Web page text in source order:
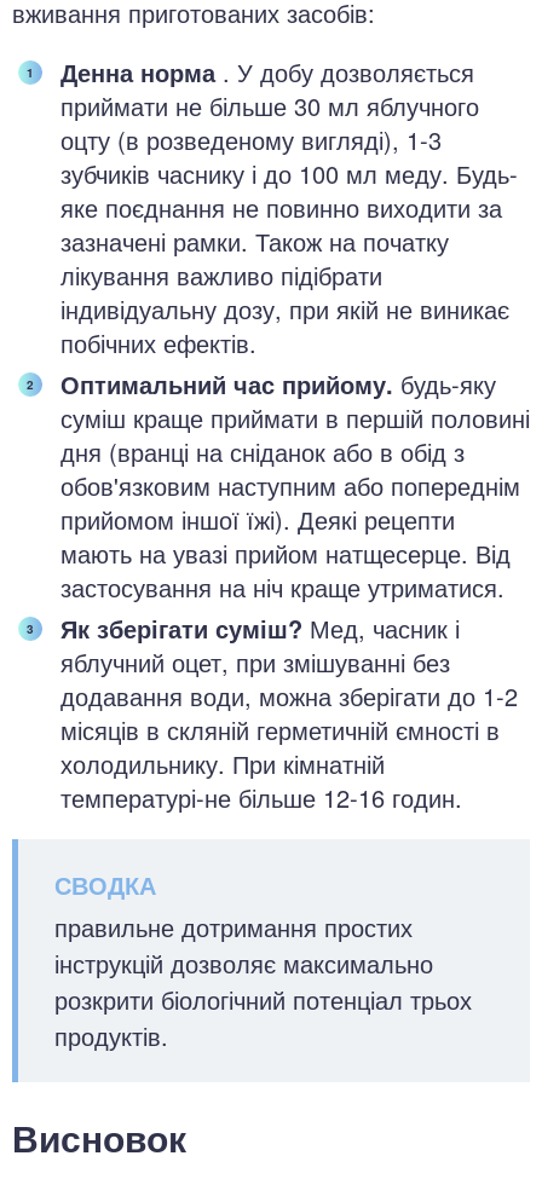
вживання приготованих засобів:
Денна норма. У добу дозволяється
приймати не більше 30 мл яблучного
оцту (в розведеному вигляді), 1-3
зубчиків часнику і до 100 мл меду. Будь-
яке поєднання не повинно виходити за
зазначені рамки. Також на початку
лікування важливо підібрати
індивідуальну дозу, при якій не виникає
побічних ефектів.
Оптимальний час прийому. будь-яку
суміш краще приймати в першій половині
дня (вранці на сніданок або в обід з
обов'язковим наступним або попереднім
прийомом іншої їжі). Деякі рецепти
мають на увазі прийом натщесерце. Від
застосування на ніч краще утриматися.
Як зберігати суміш? Мед, часник і
яблучний оцет, при змішуванні без
додавання води, можна зберігати до 1-2
місяців в скляній герметичній ємності в
холодильнику. При кімнатній
температурі-не більше 12-16 годин.
правильне дотримання простих
інструкцій дозволяє максимально
розкрити біологічний потенціал трьох
продуктів.
Висновок